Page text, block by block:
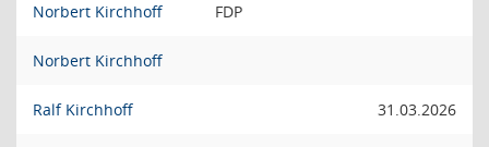
Norbert Kirchhoff FDP
Norbert Kirchhoff
Ralf Kirchhoff 31.03.2026